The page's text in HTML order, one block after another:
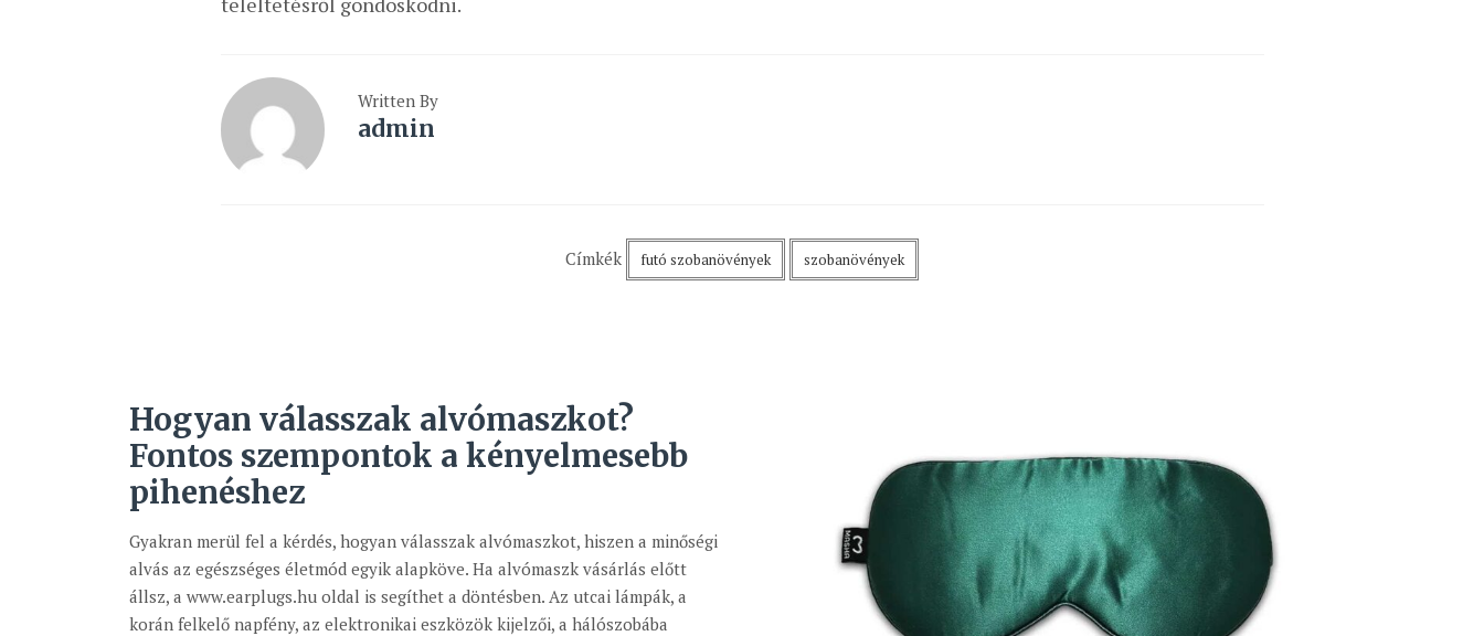
Written By
admin
Címkék futó szobanövények szobanövények
Hogyan válasszak alvómaszkot?
Fontos szempontok a kényelmesebb
pihenéshez
Gyakran merül fel a kérdés, hogyan válasszak alvómaszkot, hiszen a minőségi
alvás az egészséges életmód egyik alapköve. Ha alvómaszk vásárlás előtt
állsz, a www.earplugs.hu oldal is segíthet a döntésben. Az utcai lámpák, a
korán felkelő napfény, az elektronikai eszközök kijelzői, a hálószobába